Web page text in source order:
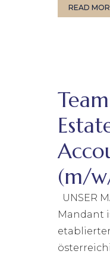
READ
(m/
UNSER
Mandant